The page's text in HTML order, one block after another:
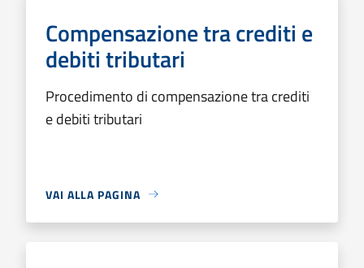
Compensazione tra crediti e
debiti tributari
Procedimento di compensazione tra crediti
e debiti tributari
VAI ALLA PAGINA